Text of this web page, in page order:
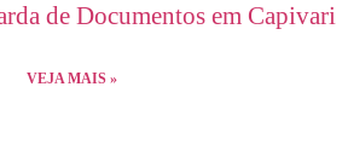
de Documentos em Capivari
VEJA MAIS »